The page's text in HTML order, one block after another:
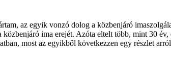
az egyik vonzó dolog a közbenjáró
ima erejét. Azóta eltelt több, mint 30
most az egyikből következzen egy részlet